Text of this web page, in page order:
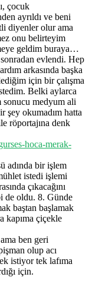
çocuk
ayrıldı ve beni
diyenler olur ama
onu belirteyim
geldim buraya…
evlendi. Hep
arkasında başka
için bir çalışma
Belki aylarca
sonucu medyum ali
şey okumadım hatta
röportajına denk
hoca-merak-
adında bir işlem
istedi işlemi
çıkacağını
de oldu. 8. Günde
baştan başlamak
kapıma çiçekle
ben geri
olup acı
istiyor tek lafıma
için.